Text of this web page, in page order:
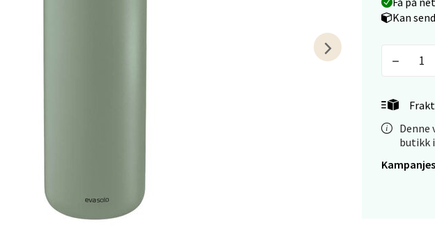
Kan
Denne
butikk
Lillemarkens markensgate 25B, 4611 Kristiansand
Erich Mogensøns vei 38, 0594 Oslo
Åpent i dag 10-21
0 i butikk